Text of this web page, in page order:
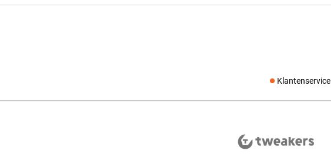
Klantenservice
Social media